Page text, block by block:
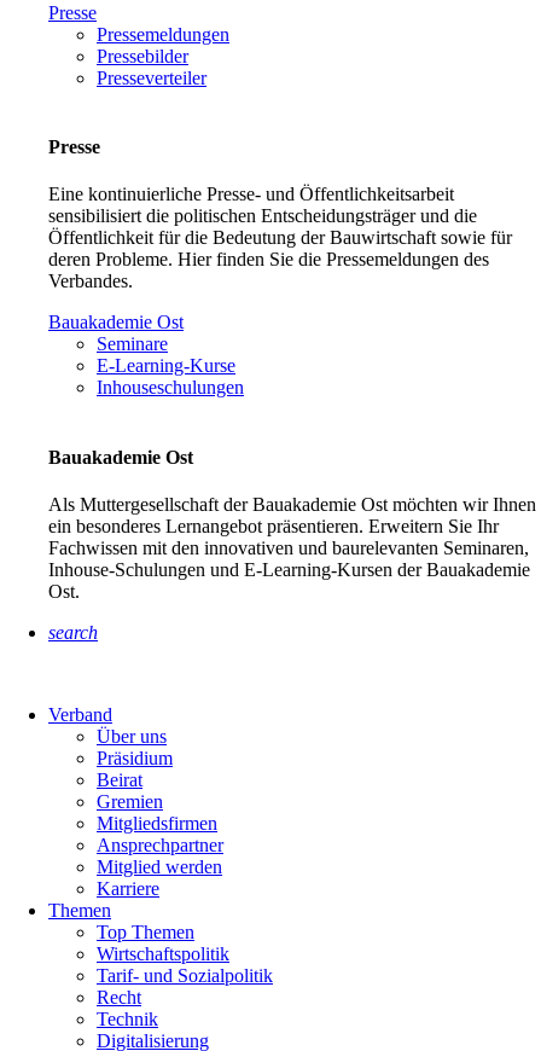
Presse
Pressemeldungen
Pressebilder
Presseverteiler
Presse
Eine kontinuierliche Presse- und Öffentlichkeitsarbeit
sensibilisiert die politischen Entscheidungsträger und die
Öffentlichkeit für die Bedeutung der Bauwirtschaft sowie für
deren Probleme. Hier finden Sie die Pressemeldungen des
Verbandes.
Bauakademie Ost
Seminare
E-Learning-Kurse
Inhouseschulungen
Bauakademie Ost
Als Muttergesellschaft der Bauakademie Ost möchten wir Ihnen
ein besonderes Lernangebot präsentieren. Erweitern Sie Ihr
Fachwissen mit den innovativen und baurelevanten Seminaren,
Inhouse-Schulungen und E-Learning-Kursen der Bauakademie
Ost.
search
Verband
Über uns
Präsidium
Beirat
Gremien
Mitgliedsfirmen
Ansprechpartner
Mitglied werden
Karriere
Themen
Top Themen
Wirtschaftspolitik
Tarif- und Sozialpolitik
Recht
Technik
Digitalisierung